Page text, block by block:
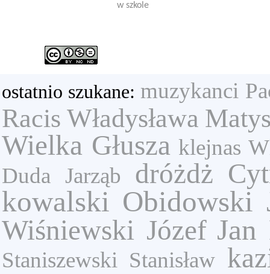
w szkole
ostatnio szukane: muzykanci
Racis Władysława
Wielka Głusza klejnas
Duda
Jarząb dróżdż
kowalski Obidowski
Wiśniewski Józef Jan
Staniszewski Stanisław